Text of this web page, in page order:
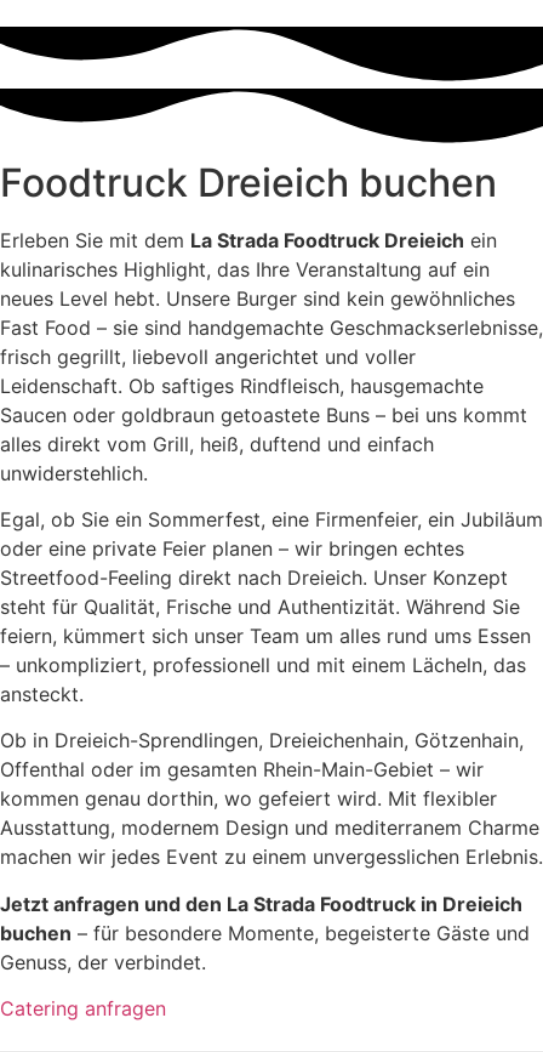
Foodtruck Dreieich buchen
Erleben Sie mit dem La Strada Foodtruck Dreieich ein
kulinarisches Highlight, das Ihre Veranstaltung auf ein
neues Level hebt. Unsere Burger sind kein gewöhnliches
Fast Food – sie sind handgemachte Geschmackserlebnisse,
frisch gegrillt, liebevoll angerichtet und voller
Leidenschaft. Ob saftiges Rindfleisch, hausgemachte
Saucen oder goldbraun getoastete Buns – bei uns kommt
alles direkt vom Grill, heiß, duftend und einfach
unwiderstehlich.
Egal, ob Sie ein Sommerfest, eine Firmenfeier, ein Jubiläum
oder eine private Feier planen – wir bringen echtes
Streetfood-Feeling direkt nach Dreieich. Unser Konzept
steht für Qualität, Frische und Authentizität. Während Sie
feiern, kümmert sich unser Team um alles rund ums Essen
– unkompliziert, professionell und mit einem Lächeln, das
ansteckt.
Ob in Dreieich-Sprendlingen, Dreieichenhain, Götzenhain,
Offenthal oder im gesamten Rhein-Main-Gebiet – wir
kommen genau dorthin, wo gefeiert wird. Mit flexibler
Ausstattung, modernem Design und mediterranem Charme
machen wir jedes Event zu einem unvergesslichen Erlebnis.
Jetzt anfragen und den La Strada Foodtruck in Dreieich
buchen – für besondere Momente, begeisterte Gäste und
Genuss, der verbindet.
Catering anfragen